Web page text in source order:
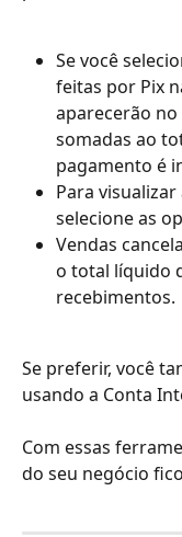
Se você
feitas por Pix
aparecerão
somadas ao
pagamento é
Para
selecione as
Vendas
o total líquido
recebimentos.
Se preferir, você
usando a Conta
Com essas
do seu negócio